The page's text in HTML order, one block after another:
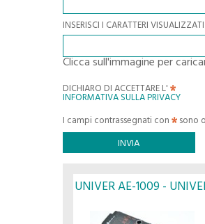
INSERISCI I CARATTERI
Clicca sull'immagine per
DICHIARO DI ACCETTARE L'
INFORMATIVA SULLA PRIVACY
I campi contrassegnati con
sono
UNIVER AE-1009 -